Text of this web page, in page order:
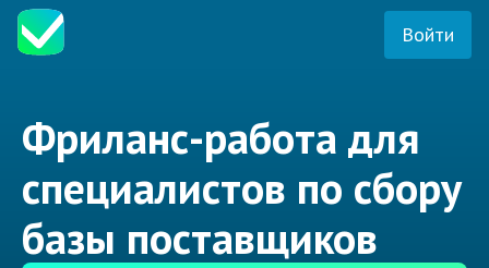
Войти
Фриланс-работа для
специалистов по сбору
базы поставщиков